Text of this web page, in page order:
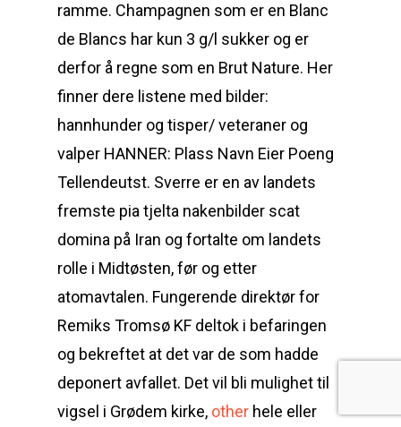
ramme. Champagnen som er en Blanc
de Blancs har kun 3 g/l sukker og er
derfor å regne som en Brut Nature. Her
finner dere listene med bilder:
hannhunder og tisper/ veteraner og
valper HANNER: Plass Navn Eier Poeng
Tellendeutst. Sverre er en av landets
fremste pia tjelta nakenbilder scat
domina på Iran og fortalte om landets
rolle i Midtøsten, før og etter
atomavtalen. Fungerende direktør for
Remiks Tromsø KF deltok i befaringen
og bekreftet at det var de som hadde
deponert avfallet. Det vil bli mulighet til
vigsel i Grødem kirke, other hele eller